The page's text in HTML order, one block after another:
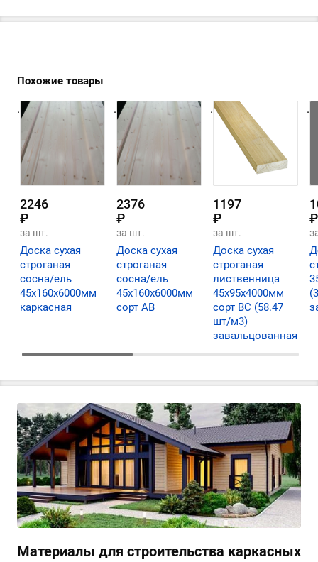
Похожие товары
.
2246
₽
за шт.
Доска сухая
строганая
сосна/ель
45х160х6000мм
каркасная
.
2376
₽
за шт.
Доска сухая
строганая
сосна/ель
45х160х6000мм
сорт АВ
.
1197
₽
за шт.
Доска сухая
строганая
лиственница
45х95х4000мм
сорт ВС (58.47
шт/м3)
завальцованная
.
₽
Материалы для строительства каркасных